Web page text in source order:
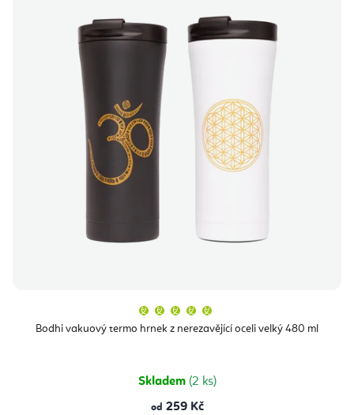
Bodhi vakuový termo hrnek z nerezavějící oceli velký 480 ml
produktu
je
hvězdiček.
Skladem (2 ks)
od 259 Kč